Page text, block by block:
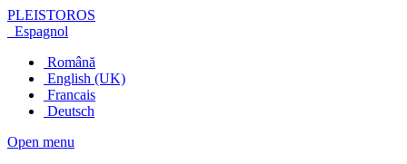
PLEISTOROS
Espagnol
Română
English (UK)
Francais
Deutsch
Open menu